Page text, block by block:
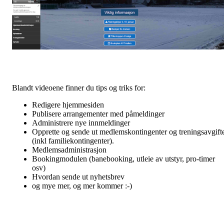
Blandt videoene finner du tips og triks for:
Redigere hjemmesiden
Publisere arrangementer med påmeldinger
Administrere nye innmeldinger
Opprette og sende ut medlemskontingenter og
(inkl familiekontingenter).
Medlemsadministrasjon
Bookingmodulen (banebooking, utleie av utstyr, pro-timer
osv)
Hvordan sende ut nyhetsbrev
og mye mer, og mer kommer :-)